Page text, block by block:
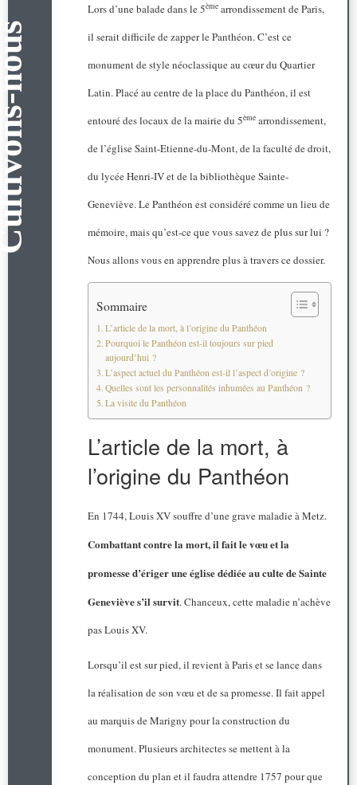
Lors d’une balade dans le 5ème arrondissement de Paris,
il serait difficile de zapper le Panthéon. C’est ce
monument de style néoclassique au cœur du Quartier
Latin. Placé au centre de la place du Panthéon, il est
entouré des locaux de la mairie du 5ème arrondissement,
de l’église Saint-Etienne-du-Mont, de la faculté de droit,
du lycée Henri-IV et de la bibliothèque Sainte-
Geneviève. Le Panthéon est considéré comme un lieu de
mémoire, mais qu’est-ce que vous savez de plus sur lui ?
Nous allons vous en apprendre plus à travers ce dossier.
Sommaire
L’article de la mort, à l’origine du Panthéon
Pourquoi le Panthéon est-il toujours sur pied
aujourd’hui ?
L’aspect actuel du Panthéon est-il l’aspect d’origine ?
Quelles sont les personnalités inhumées au Panthéon ?
La visite du Panthéon
L’article de la mort, à
l’origine du Panthéon
En 1744, Louis XV souffre d’une grave maladie à Metz.
Combattant contre la mort, il fait le vœu et la
promesse d’ériger une église dédiée au culte de Sainte
Geneviève s’il survit. Chanceux, cette maladie n’achève
pas Louis XV.
Lorsqu’il est sur pied, il revient à Paris et se lance dans
la réalisation de son vœu et de sa promesse. Il fait appel
au marquis de Marigny pour la construction du
monument. Plusieurs architectes se mettent à la
conception du plan et il faudra attendre 1757 pour que